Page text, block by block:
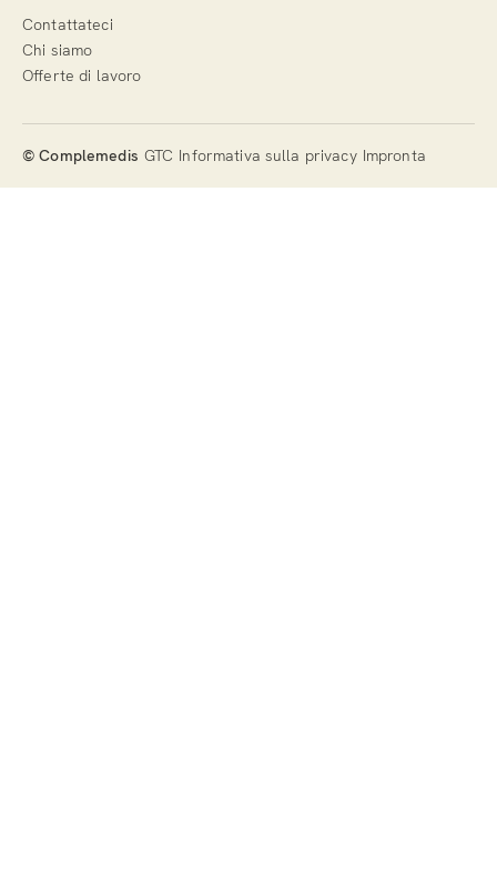
Contattateci
Chi siamo
Offerte di lavoro
© Complemedis GTC Informativa sulla privacy Impronta